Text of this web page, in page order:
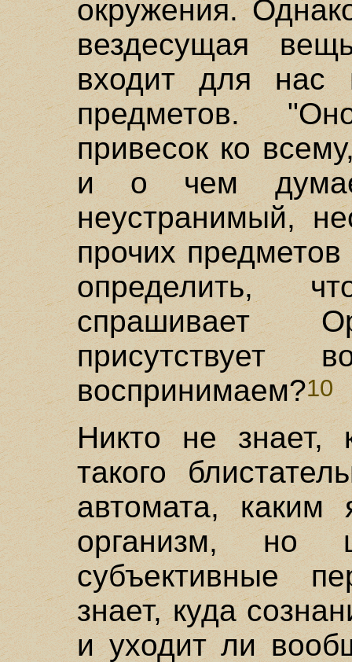
окружения.
вездесущая
входит для нас
предметов.
привесок ко
и о чем
неустранимый,
прочих
определить,
спрашивает
воспринимаем?10
Никто не знает,
такого
автомата, каким
организм, но
субъективные
знает, куда
и уходит ли